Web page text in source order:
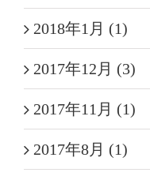
2018年1月 (1)
2017年12月 (3)
2017年11月 (1)
2017年8月 (1)